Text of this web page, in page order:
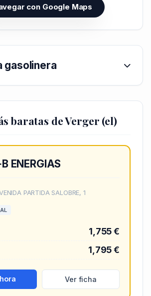
con Google Maps
gasolinera
baratas de Verger (el)
ENERGIAS
PARTIDA SALOBRE, 1
1,755 €
1,795 €
Ver ficha